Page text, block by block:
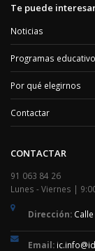
Te puede
Noticias
Programas
Por qué elegirnos
Contactar
CONTACTAR
91 063 84 26
Lunes - Viernes |
Dirección:
Email: